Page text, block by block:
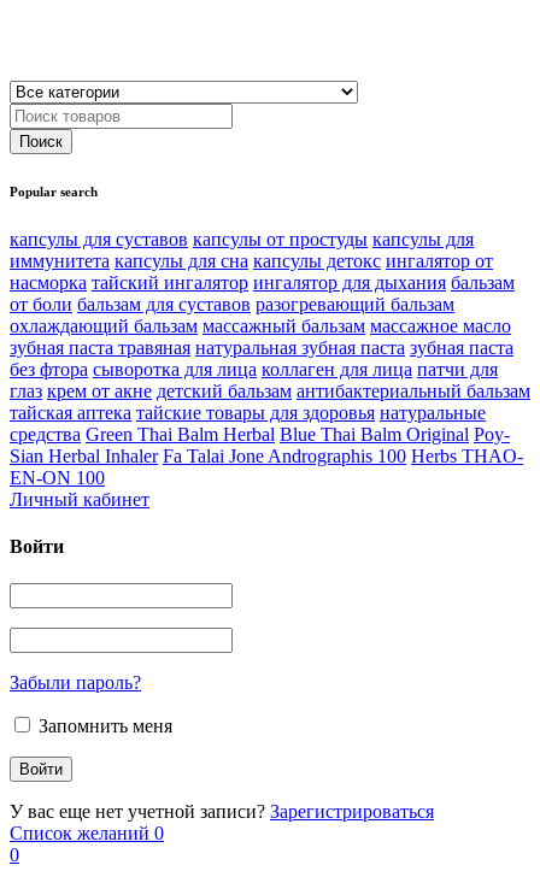
Popular search
капсулы для суставов капсулы от простуды капсулы для
иммунитета капсулы для сна капсулы детокс ингалятор от
насморка тайский ингалятор ингалятор для дыхания бальзам
от боли бальзам для суставов разогревающий бальзам
охлаждающий бальзам массажный бальзам массажное масло
зубная паста травяная натуральная зубная паста зубная паста
без фтора сыворотка для лица коллаген для лица патчи для
глаз крем от акне детский бальзам антибактериальный бальзам
тайская аптека тайские товары для здоровья натуральные
средства Green Thai Balm Herbal Blue Thai Balm Original Poy-
Sian Herbal Inhaler Fa Talai Jone Andrographis 100 Herbs THAO-
EN-ON 100
Личный кабинет
Войти
Забыли пароль?
Запомнить меня
У вас еще нет учетной записи? Зарегистрироваться
Список желаний 0
0